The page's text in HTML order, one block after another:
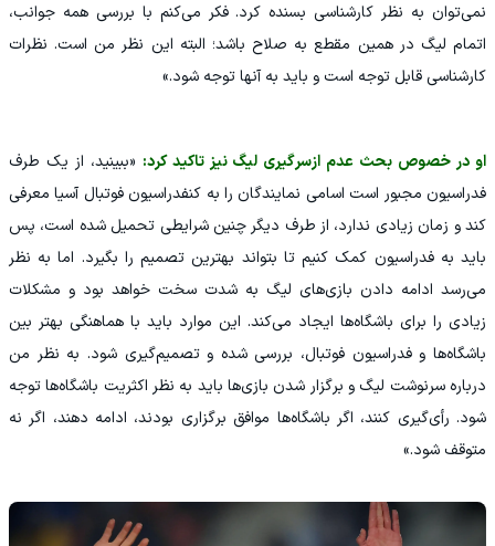
نمی‌توان به نظر کارشناسی بسنده کرد. فکر می‌کنم با بررسی همه جوانب،
اتمام لیگ در همین مقطع به صلاح باشد؛ البته این نظر من است. نظرات
کارشناسی قابل توجه است و باید به آنها توجه شود.»
او در خصوص بحث عدم ازسرگیری لیگ نیز تاکید کرد: «ببینید، از یک طرف
فدراسیون مجبور است اسامی نمایندگان را به کنفدراسیون فوتبال آسیا معرفی
کند و زمان زیادی ندارد، از طرف دیگر چنین شرایطی تحمیل شده است، پس
باید به فدراسیون کمک کنیم تا بتواند بهترین تصمیم را بگیرد. اما به نظر
می‌رسد ادامه دادن بازی‌های لیگ به شدت سخت خواهد بود و مشکلات
زیادی را برای باشگاه‌ها ایجاد می‌کند. این موارد باید با هماهنگی بهتر بین
باشگاه‌ها و فدراسیون فوتبال، بررسی شده و تصمیم‌گیری شود. به نظر من
درباره سرنوشت لیگ و برگزار شدن بازی‌ها باید به نظر اکثریت باشگاه‌ها توجه
شود. رأی‌گیری کنند، اگر باشگاه‌ها موافق برگزاری بودند، ادامه دهند، اگر نه
متوقف شود.»